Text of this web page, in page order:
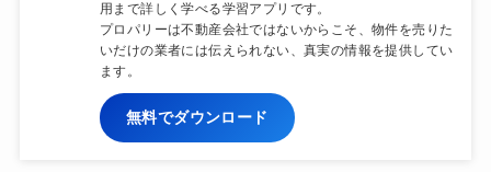
用まで詳しく学べる学習アプリです。
プロパリーは不動産会社ではないからこそ、物件を売りた
いだけの業者には伝えられない、真実の情報を提供してい
ます。
無料でダウンロード